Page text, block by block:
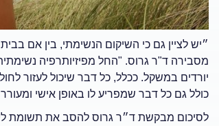
״יש לציין גם כי השיקום הנשימתי, בין אם
מסבירה ד"ר גרוס. "החל מפיזיותרפיה
יורדים במשקל. ככלל, כל דבר שיכול לעזור
כולל גם כל דבר שמפריע לו באופן אישי
לסיכום מבקשת ד״ר גרוס להסב את תשומת